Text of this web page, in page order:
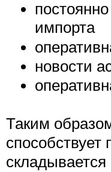
импорта
новости
Таким